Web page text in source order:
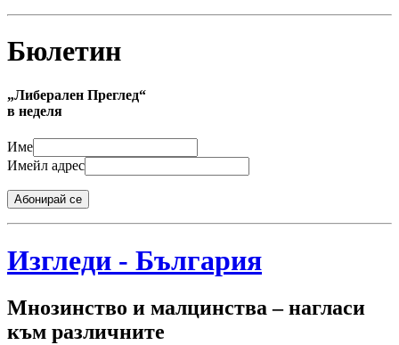
Бюлетин
„Либерален Преглед“
в неделя
Име
Имейл адрес
Абонирай се
Изгледи - България
Мнозинство и малцинства – нагласи
към различните